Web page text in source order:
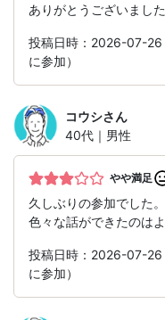
ありがとうございました
投稿日時：2026-07-26
に参加）
コウシさん
40代｜男性
やや満足
久しぶりの参加でした
色々な話ができたのはよ
投稿日時：2026-07-26
に参加）